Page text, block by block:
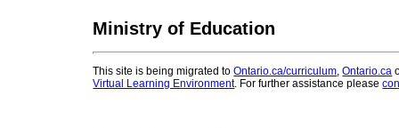
Ministry of Education
This site is being migrated toOntario.ca/curriculum ,Ontario.ca
Virtual Learning Environment. For further assistance please